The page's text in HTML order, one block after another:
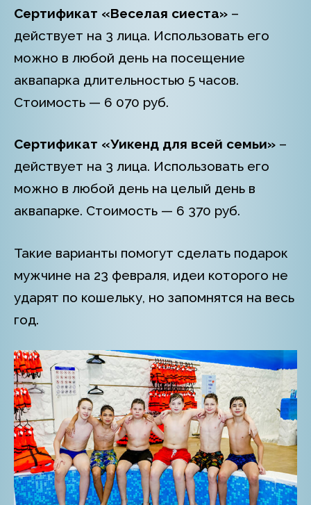
Сертификат «Веселая сиеста» –
действует на 3 лица. Использовать его
можно в любой день на посещение
аквапарка длительностью 5 часов.
Стоимость — 6 070 руб.
Сертификат «Уикенд для всей семьи» –
действует на 3 лица. Использовать его
можно в любой день на целый день в
аквапарке. Стоимость — 6 370 руб.
Такие варианты помогут сделать подарок
мужчине на 23 февраля, идеи которого не
ударят по кошельку, но запомнятся на весь
год.